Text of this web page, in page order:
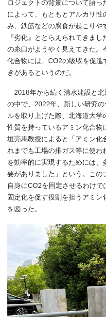
ロジェクトの背景について語
によって、もともとアルカリ
み、鉄筋などの腐食が起こりや
『劣化』ととらえられてきま
の糸口がようやく見えてきた。
化合物には、 CO2の吸収を促進
きがあるというのだ。
2018年から続く清水建設と
の中で、 2022年、新しい研究
ルを取り上げた際、北海道大学
性質を持っているアミン化合
垣亮馬教授によると「アミン化
れまでも工場の排ガス等に使わ
を効率的に実現するためには
要がありました」という。この
自身にCO2を固定させるわけで
固定化を促す役割を担うアミ
を図った。